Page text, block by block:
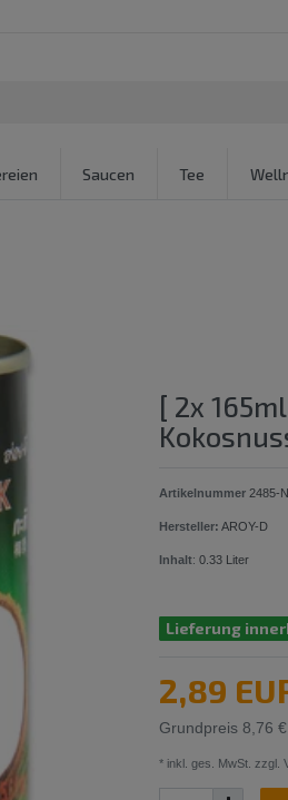
Saucen Tee
[ 2x
Artikelnummer 2485-
Hersteller: AROY-D
Inhalt:0.33 Liter
Lieferung
2,89
Grundpreis 8,76
* inkl. ges. MwSt. zzgl.